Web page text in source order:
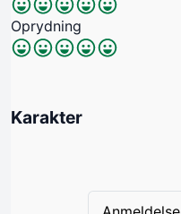
Oprydning
Karakter